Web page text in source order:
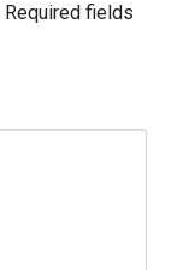
Required fields